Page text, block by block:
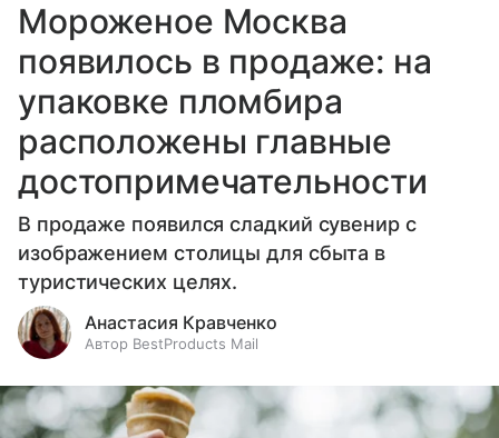
Мороженое Москва
появилось в продаже: на
упаковке пломбира
расположены главные
достопримечательности
В продаже появился сладкий сувенир с
изображением столицы для сбыта в
туристических целях.
Анастасия Кравченко
Автор BestProducts Mail